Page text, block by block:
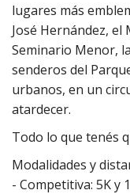
lugares más
José Hernández, el
Seminario Menor,
senderos del
urbanos, en un
atardecer.
Todo lo que tenés
Modalidades y
- Competitiva: 5K y